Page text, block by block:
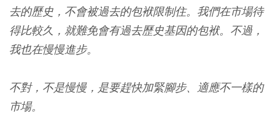
去的歷史，不會被過去的包袱限制住。我們在市場待
得比較久，就難免會有過去歷史基因的包袱。不過，
我也在慢慢進步。
不對，不是慢慢，是要趕快加緊腳步、適應不一樣的
市場。